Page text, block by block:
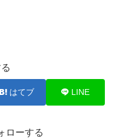
はてブ LINE
ローする